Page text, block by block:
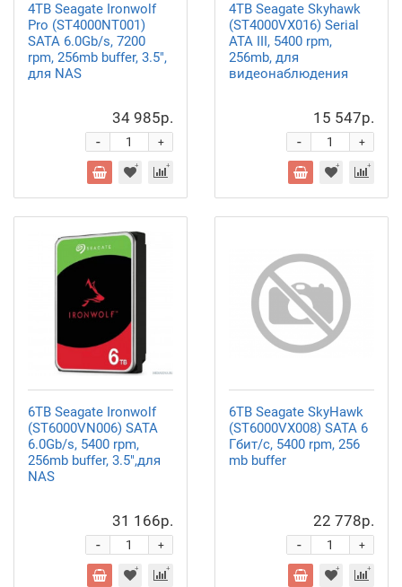
4TB Seagate Ironwolf
Pro (ST4000NT001)
SATA 6.0Gb/s, 7200
rpm, 256mb buffer, 3.5",
для NAS
34 985р.
+
-
4TB Seagate Skyhawk
(ST4000VX016) Serial
ATA III, 5400 rpm,
256mb, для
видеонаблюдения
15 547р.
+
-
6TB Seagate Ironwolf
(ST6000VN006) SATA
6.0Gb/s, 5400 rpm,
256mb buffer, 3.5",для
NAS
31 166р.
+
-
6TB Seagate SkyHawk
(ST6000VX008) SATA 6
Гбит/с, 5400 rpm, 256
mb buffer
22 778р.
+
-